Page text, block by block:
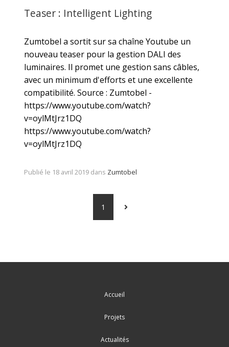
Teaser : Intelligent Lighting
Zumtobel a sortit sur sa chaîne Youtube un
nouveau teaser pour la gestion DALI des
luminaires. Il promet une gestion sans câbles,
avec un minimum d'efforts et une excellente
compatibilité. Source : Zumtobel -
https://www.youtube.com/watch?
v=oylMtJrz1DQ
https://www.youtube.com/watch?
v=oylMtJrz1DQ
Publié le 18 avril 2019 dans Zumtobel
1
Accueil
Projets
Actualités